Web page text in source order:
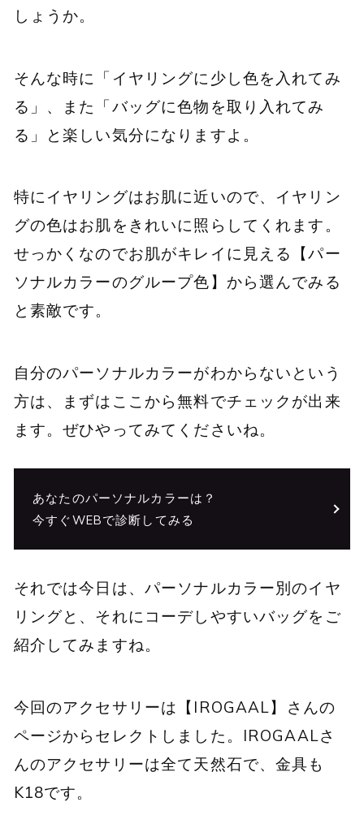
しょうか。
そんな時に「イヤリングに少し色を入れてみ
る」、また「バッグに色物を取り入れてみ
る」と楽しい気分になりますよ。
特にイヤリングはお肌に近いので、イヤリン
グの色はお肌をきれいに照らしてくれます。
せっかくなのでお肌がキレイに見える【パー
ソナルカラーのグループ色】から選んでみる
と素敵です。
自分のパーソナルカラーがわからないという
方は、まずはここから無料でチェックが出来
ます。ぜひやってみてくださいね。
あなたのパーソナルカラーは？
今すぐWEBで診断してみる
それでは今日は、パーソナルカラー別のイヤ
リングと、それにコーデしやすいバッグをご
紹介してみますね。
今回のアクセサリーは【 IROGAAL】さんの
ページからセレクトしました。IROGAALさ
んのアクセサリーは全て天然石で、金具も
K18です。